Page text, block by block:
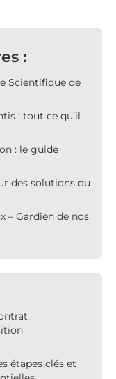
:
Scientifique de
: tout ce qu’il
: le guide
des solutions du
– Gardien de nos
étapes clés et